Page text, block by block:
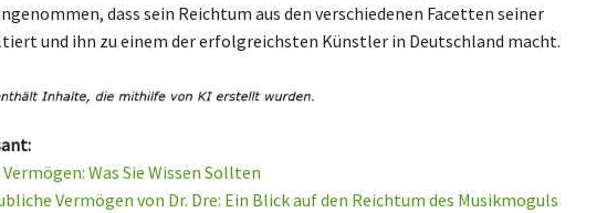
dass sein Reichtum aus den verschiedenen Facetten seiner
und ihn zu einem der erfolgreichsten Künstler in Deutschland macht.
Was Sie Wissen Sollten
Vermögen von Dr. Dre: Ein Blick auf den Reichtum des Musikmoguls